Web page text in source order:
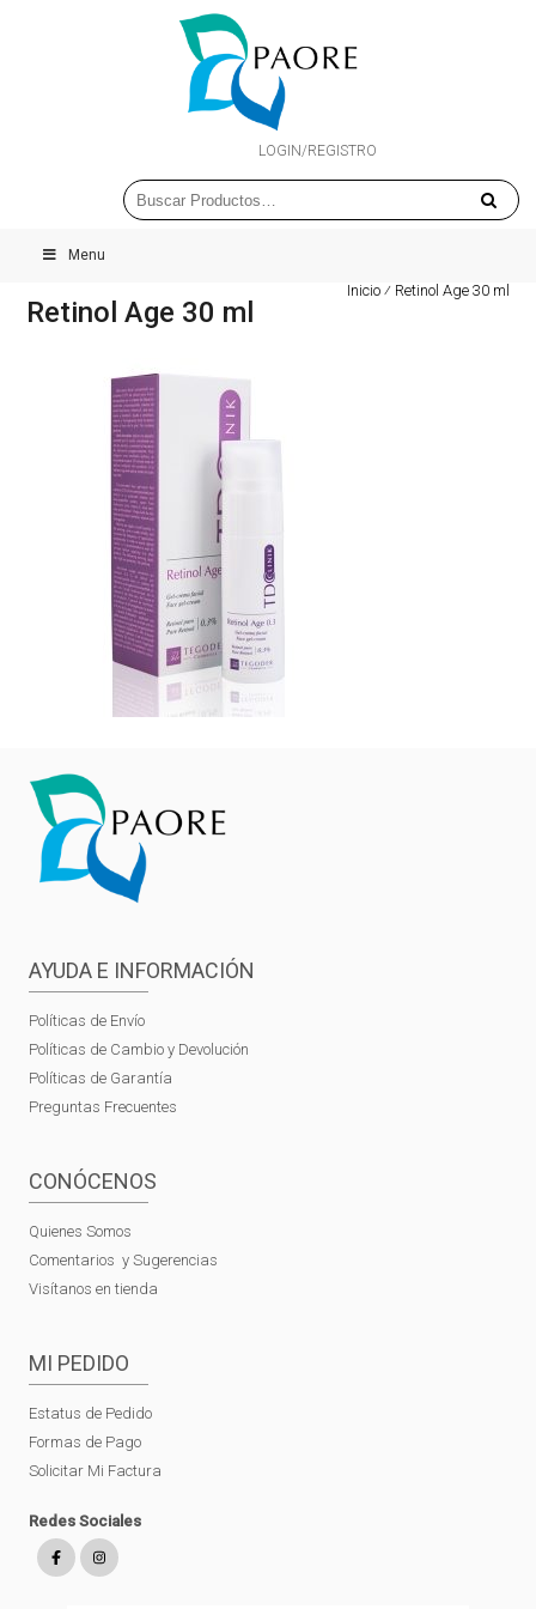
LOGIN/REGISTRO
Menu
Inicio ⁄Retinol Age 30 ml
Retinol Age 30 ml
AYUDA E INFORMACIÓN
Políticas de Envío
Políticas de Cambio y Devolución
Políticas de Garantía
Preguntas Frecuentes
CONÓCENOS
Quienes Somos
Comentarios y Sugerencias
Visítanos en tienda
MI PEDIDO
Estatus de Pedido
Formas de Pago
Solicitar Mi Factura
Redes Sociales